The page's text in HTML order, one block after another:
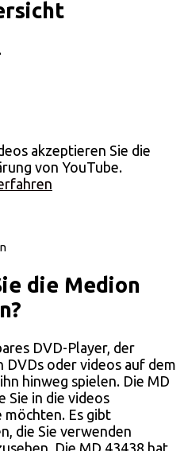
akzeptieren Sie die
von YouTube.
die Medion
DVD-Player, der
DVDs oder videos auf dem
hinweg spielen. Die MD
Sie in die videos
möchten. Es gibt
die Sie verwenden